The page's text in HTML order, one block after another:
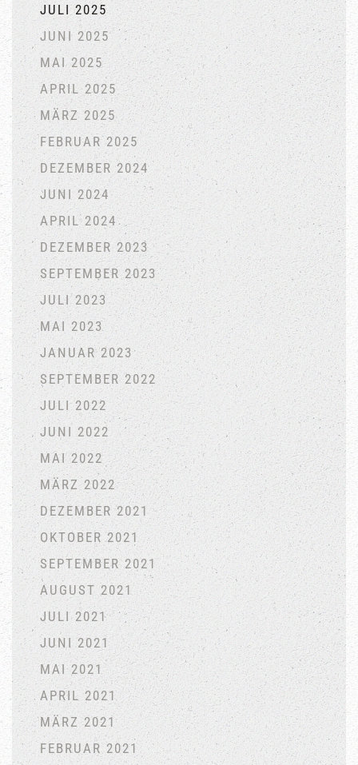
JULI 2025
JUNI 2025
MAI 2025
APRIL 2025
MÄRZ 2025
FEBRUAR 2025
DEZEMBER 2024
JUNI 2024
APRIL 2024
DEZEMBER 2023
SEPTEMBER 2023
JULI 2023
MAI 2023
JANUAR 2023
SEPTEMBER 2022
JULI 2022
JUNI 2022
MAI 2022
MÄRZ 2022
DEZEMBER 2021
OKTOBER 2021
SEPTEMBER 2021
AUGUST 2021
JULI 2021
JUNI 2021
MAI 2021
APRIL 2021
MÄRZ 2021
FEBRUAR 2021